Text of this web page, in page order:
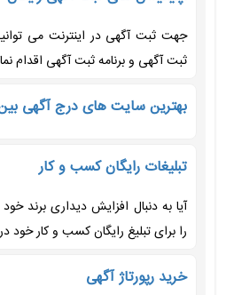
جهت ثبت آگهی در اینترنت می
ثبت آگهی و برنامه ثبت آگهی اقدام
بهترین سایت های درج آگهی بین
تبلیغات رایگان کسب و کار
آیا به دنبال افزایش دیداری برند
را برای تبلیغ رایگان کسب و کار
خرید رپورتاژ آگهی